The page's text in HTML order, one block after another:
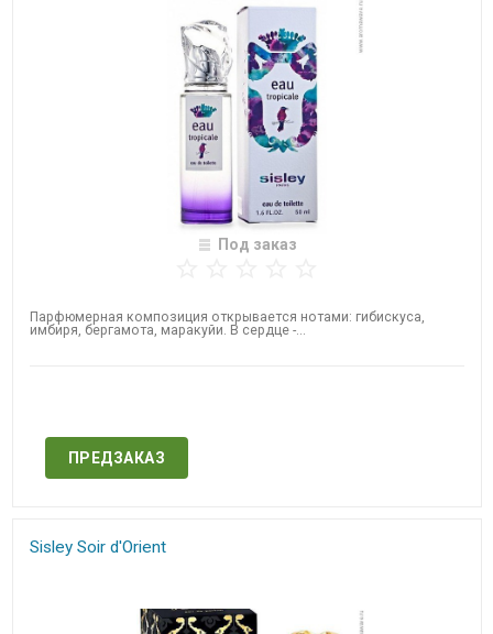
Под заказ
Парфюмерная композиция открывается нотами: гибискуса,
имбиря, бергамота, маракуйи. В сердце -...
ПРЕДЗАКАЗ
Sisley Soir d'Orient